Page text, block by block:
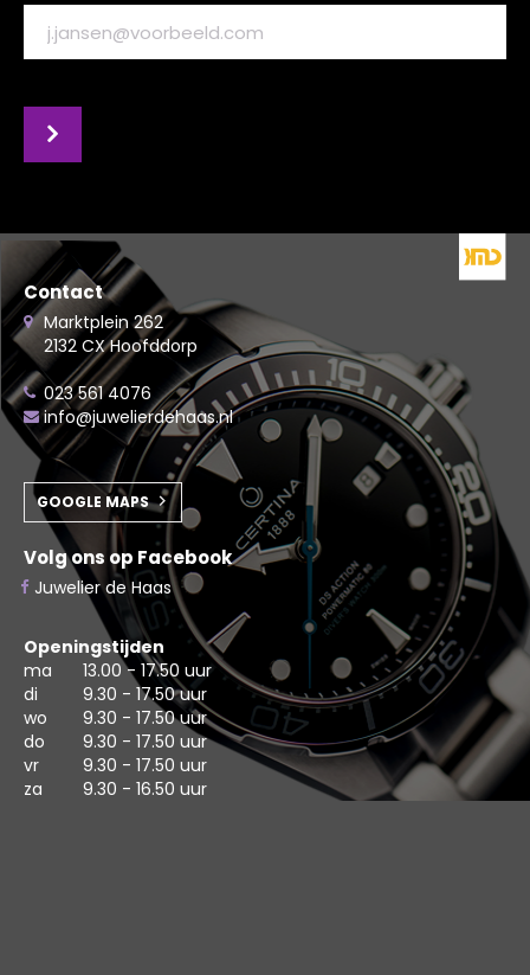
Contact
Marktplein 262
2132 CX Hoofddorp
023 561 4076
info@juwelierdehaas.nl
GOOGLE MAPS
Volg ons op Facebook
Juwelier de Haas
Openingstijden
ma
13.00 - 17.50 uur
di
9.30 - 17.50 uur
wo
9.30 - 17.50 uur
do
9.30 - 17.50 uur
vr
9.30 - 17.50 uur
za
9.30 - 16.50 uur